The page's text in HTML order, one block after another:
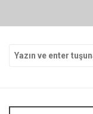
yap: